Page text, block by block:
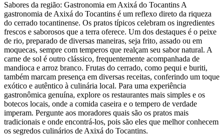
Sabores da região: Gastronomia em Axixá do Tocantins A
gastronomia de Axixá do Tocantins é um reflexo direto da riqueza
do cerrado tocantinense. Os pratos típicos celebram os ingredientes
frescos e saborosos que a terra oferece. Um dos destaques é o peixe
de rio, preparado de diversas maneiras, seja frito, assado ou em
moquecas, sempre com temperos que realçam seu sabor natural. A
carne de sol é outro clássico, frequentemente acompanhada de
mandioca e arroz branco. Frutas do cerrado, como pequi e buriti,
também marcam presença em diversas receitas, conferindo um toque
exótico e autêntico à culinária local. Para uma experiência
gastronômica genuína, explore os restaurantes mais simples e os
botecos locais, onde a comida caseira e o tempero de verdade
imperam. Pergunte aos moradores quais são os pratos mais
tradicionais e onde encontrá-los, pois são eles que melhor conhecem
os segredos culinários de Axixá do Tocantins.